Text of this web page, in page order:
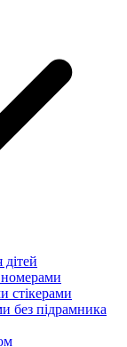
номерами
стікерами
без підрамника